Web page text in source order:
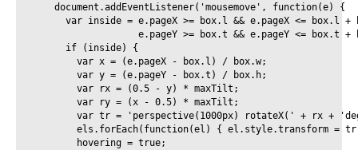
    document.addEventListener('mousemove', function(e) {
var inside = e.pageX >= box.l && e.pageX <= box.l +
e.pageY >= box.t && e.pageY <= box.t +
      if (inside) {
        var x = (e.pageX - box.l) / box.w;
        var y = (e.pageY - box.t) / box.h;
        var rx = (0.5 - y) * maxTilt;
        var ry = (x - 0.5) * maxTilt;
var tr = 'perspective(1000px) rotateX(' + rx +
els.forEach(function(el) { el.style.transform =
        hovering = true;
Оставьте заявку